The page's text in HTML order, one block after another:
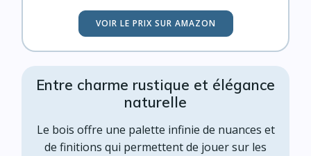
VOIR LE PRIX SUR AMAZON
Entre charme rustique et élégance
naturelle
Le bois offre une palette infinie de nuances et
de finitions qui permettent de jouer sur les